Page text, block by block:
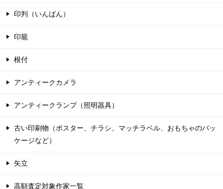
印判（いんばん）
印籠
根付
アンティークカメラ
アンティークランプ（照明器具）
古い印刷物（ポスター、チラシ、マッチラベル、おもちゃのパッ
ケージなど）
矢立
高額査定対象作家一覧